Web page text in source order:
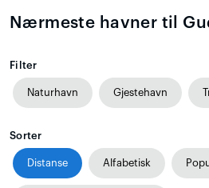
Nærmeste havner til
Filter
Naturhavn Gjestehavn
Sorter
Distanse Alfabetisk